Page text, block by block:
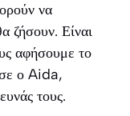
να
ζήσουν. Είναι
αφήσουμε το
ο Aida,
τους.